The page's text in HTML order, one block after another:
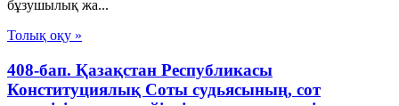
бұзушылық жа...
Толық оқу »
408-бап. Қазақстан Республикасы
Конституциялық Соты судьясының, сот